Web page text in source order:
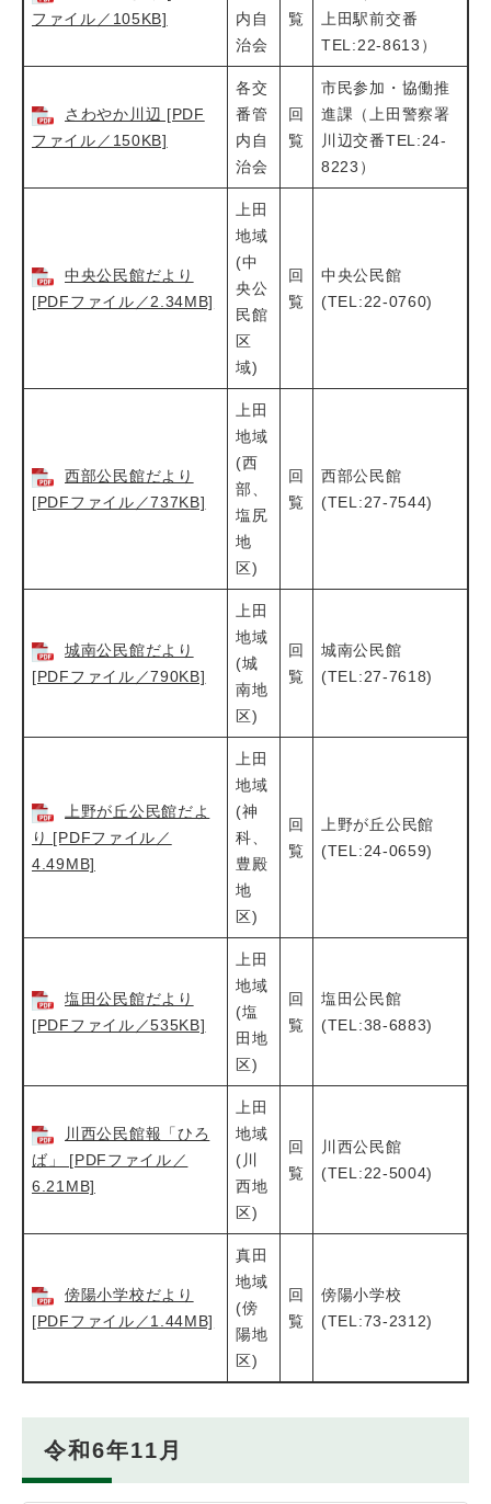
ファイル／105KB]
内自
治会
覧
上田駅前交番
TEL:22-8613）
さわやか川辺 [PDF
ファイル／150KB]
各交
番管
内自
治会
回
覧
市民参加・協働推
進課（上田警察署
川辺交番TEL:24-
8223）
中央公民館だより
[PDFファイル／2.34MB]
上田
地域
(中
央公
民館
区
域)
回
覧
中央公民館
(TEL:22-0760)
西部公民館だより
[PDFファイル／737KB]
上田
地域
(西
部、
塩尻
地
区)
回
覧
西部公民館
(TEL:27-7544)
城南公民館だより
[PDFファイル／790KB]
上田
地域
(城
南地
区)
回
覧
城南公民館
(TEL:27-7618)
上野が丘公民館だよ
り [PDFファイル／
4.49MB]
上田
地域
(神
科、
豊殿
地
区)
回
覧
上野が丘公民館
(TEL:24-0659)
塩田公民館だより
[PDFファイル／535KB]
上田
地域
(塩
田地
区)
回
覧
塩田公民館
(TEL:38-6883)
川西公民館報「ひろ
ば」 [PDFファイル／
6.21MB]
上田
地域
(川
西地
区)
回
覧
川西公民館
(TEL:22-5004)
傍陽小学校だより
[PDFファイル／1.44MB]
真田
地域
(傍
陽地
区)
回
覧
傍陽小学校
(TEL:73-2312)
令和6年11月